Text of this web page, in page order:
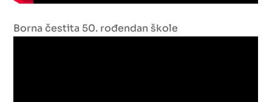
Borna čestita 50. rođendan škole